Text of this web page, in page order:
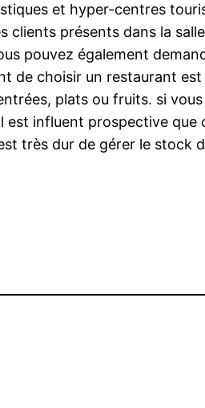
et hyper-centres
clients présents dans la
pouvez également
de choisir un restaurant
plats ou fruits. si
influent prospective
très dur de gérer le stock